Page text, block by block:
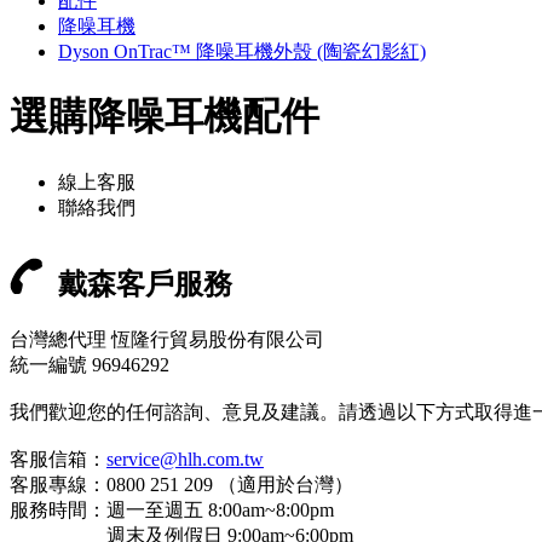
降噪耳機
Dyson OnTrac™ 降噪耳機外殼 (陶瓷幻影紅)
選購降噪耳機配件
線上客服
聯絡我們
戴森客戶服務
台灣總代理 恆隆行貿易股份有限公司
統一編號 96946292
我們歡迎您的任何諮詢、意見及建議。請透過以下方式取得進
客服信箱： service@hlh.com.tw
客服專線：0800 251 209 （適用於台灣）
服務時間：週一至週五 8:00am~8:00pm
週末及例假日 9:00am~6:00pm